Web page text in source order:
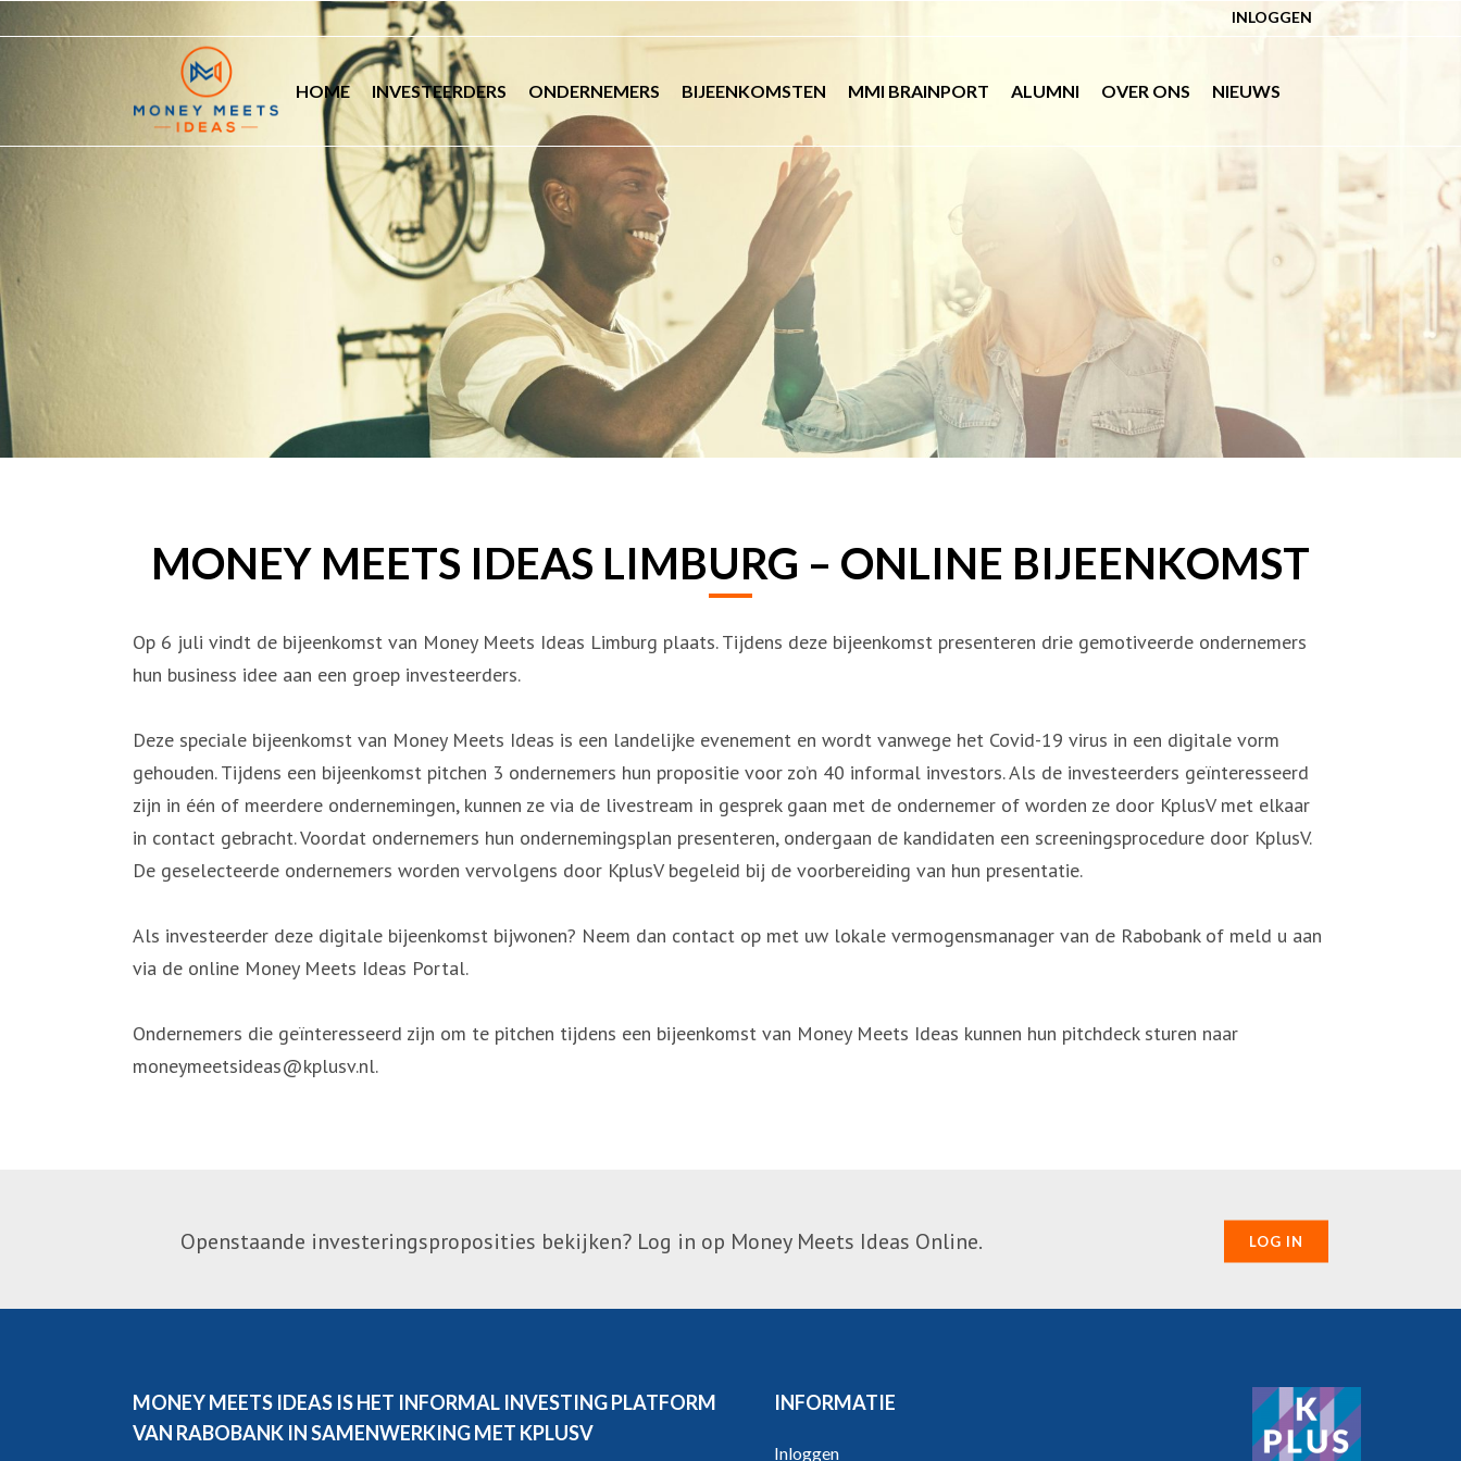
INLOGGEN
HOME INVESTEERDERS ONDERNEMERS BIJEENKOMSTEN MMI BRAINPORT ALUMNI OVER ONS NIEUWS
MONEY MEETS IDEAS LIMBURG – ONLINE BIJEENKOMST
Op 6 juli vindt de bijeenkomst van Money Meets Ideas Limburg plaats. Tijdens deze bijeenkomst presenteren drie gemotiveerde ondernemers
hun business idee aan een groep investeerders.
Deze speciale bijeenkomst van Money Meets Ideas is een landelijke evenement en wordt vanwege het Covid-19 virus in een digitale vorm
gehouden. Tijdens een bijeenkomst pitchen 3 ondernemers hun propositie voor zo’n 40 informal investors. Als de investeerders geïnteresseerd
zijn in één of meerdere ondernemingen, kunnen ze via de livestream in gesprek gaan met de ondernemer of worden ze door KplusV met elkaar
in contact gebracht. Voordat ondernemers hun ondernemingsplan presenteren, ondergaan de kandidaten een screeningsprocedure door KplusV.
De geselecteerde ondernemers worden vervolgens door KplusV begeleid bij de voorbereiding van hun presentatie.
Als investeerder deze digitale bijeenkomst bijwonen? Neem dan contact op met uw lokale vermogensmanager van de Rabobank of meld u aan
via de online Money Meets Ideas Portal.
Ondernemers die geïnteresseerd zijn om te pitchen tijdens een bijeenkomst van Money Meets Ideas kunnen hun pitchdeck sturen naar
moneymeetsideas@kplusv.nl.
Openstaande investeringsproposities bekijken? Log in op Money Meets Ideas Online. LOG IN
MONEY MEETS IDEAS IS HET INFORMAL INVESTING PLATFORM
VAN RABOBANK IN SAMENWERKING MET KPLUSV
INFORMATIE
Inloggen